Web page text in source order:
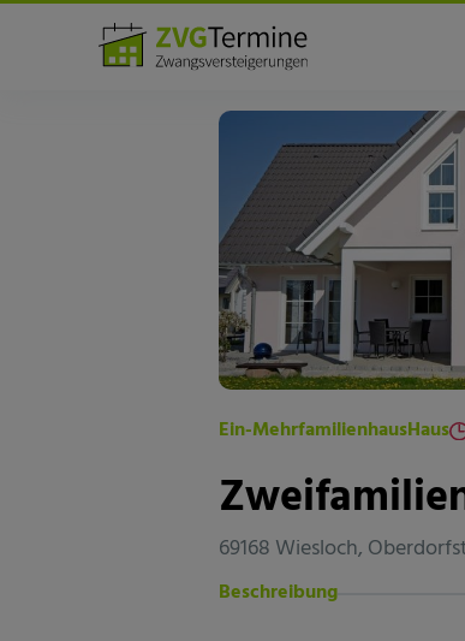
Deutschland
Zweifamilienhaus in 69168
Ein-MehrfamilienhausHaus
69168 Wiesloch,
Beschreibung